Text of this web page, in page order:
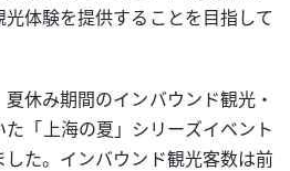
体験を提供することを目指して
休み期間のインバウンド観光・
「上海の夏」シリーズイベント
た。インバウンド観光客数は前